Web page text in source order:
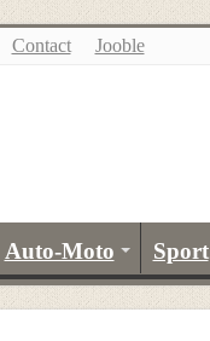
Contact Jooble
Auto-Moto Sport